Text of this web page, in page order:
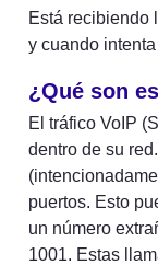
Está recibiendo
y cuando
¿Qué son
El tráfico VoIP
dentro de su
puertos. Esto
un número
1001. Estas